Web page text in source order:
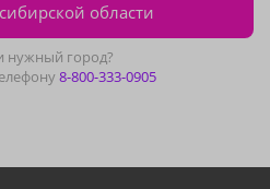
области
нужный город?
8-800-333-0905